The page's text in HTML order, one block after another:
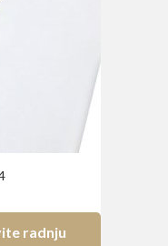
radnju